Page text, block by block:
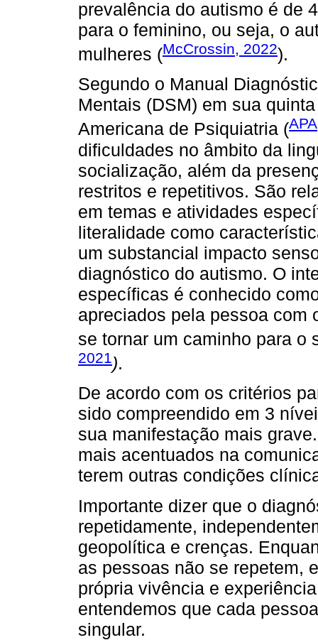
prevalência do autismo é de
para o feminino, ou seja, o
mulheres (McCrossin, 2022).
Segundo o Manual
Mentais (DSM) em sua
Americana de Psiquiatria (
dificuldades no âmbito da
socialização, além da
restritos e repetitivos. São
em temas e atividades
literalidade como
um substancial impacto
diagnóstico do autismo. O
específicas é conhecido
apreciados pela pessoa com
se tornar um caminho para o
2021).
De acordo com os critérios
sido compreendido em 3
sua manifestação mais
mais acentuados na
terem outras condições
Importante dizer que o
repetidamente,
geopolítica e crenças.
as pessoas não se repetem,
própria vivência e
entendemos que cada
singular.